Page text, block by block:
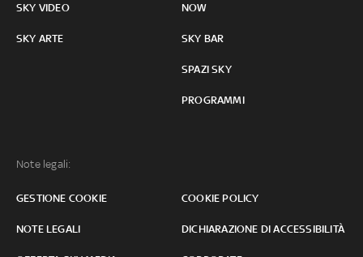
SKY VIDEO
SKY ARTE
NOW
SKY BAR
SPAZI SKY
PROGRAMMI
Note legali:
GESTIONE COOKIE COOKIE POLICY
NOTE LEGALI DICHIARAZIONE DI ACCESSIBILITÀ